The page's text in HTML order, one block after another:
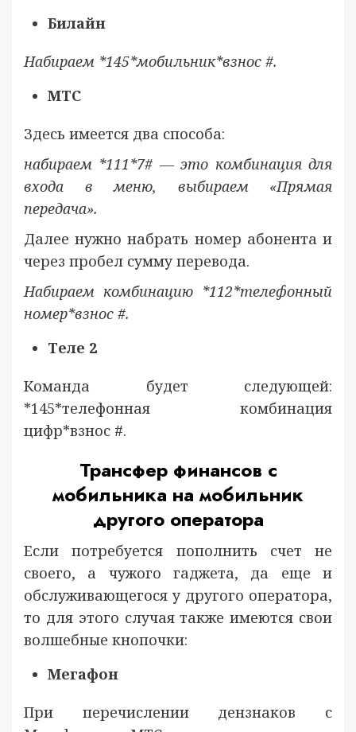
Билайн
Набираем *145*мобильник*взнос #.
МТС
Здесь имеется два способа:
набираем *111*7# — это комбинация для
входа в меню, выбираем «Прямая
передача».
Далее нужно набрать номер абонента и
через пробел сумму перевода.
Набираем комбинацию *112*телефонный
номер*взнос #.
Теле 2
Команда будет следующей:
*145*телефонная комбинация
цифр*взнос #.
Трансфер финансов с
мобильника на мобильник
другого оператора
Если потребуется пополнить счет не
своего, а чужого гаджета, да еще и
обслуживающегося у другого оператора,
то для этого случая также имеются свои
волшебные кнопочки:
Мегафон
При перечислении дензнаков с